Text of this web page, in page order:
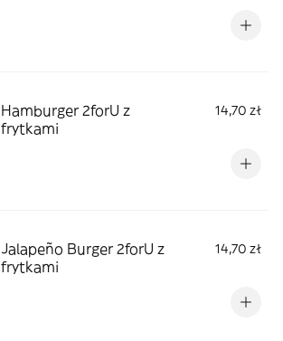
Hamburger 2forU z
frytkami
14,70 zł
Jalapeño Burger 2forU z
frytkami
14,70 zł